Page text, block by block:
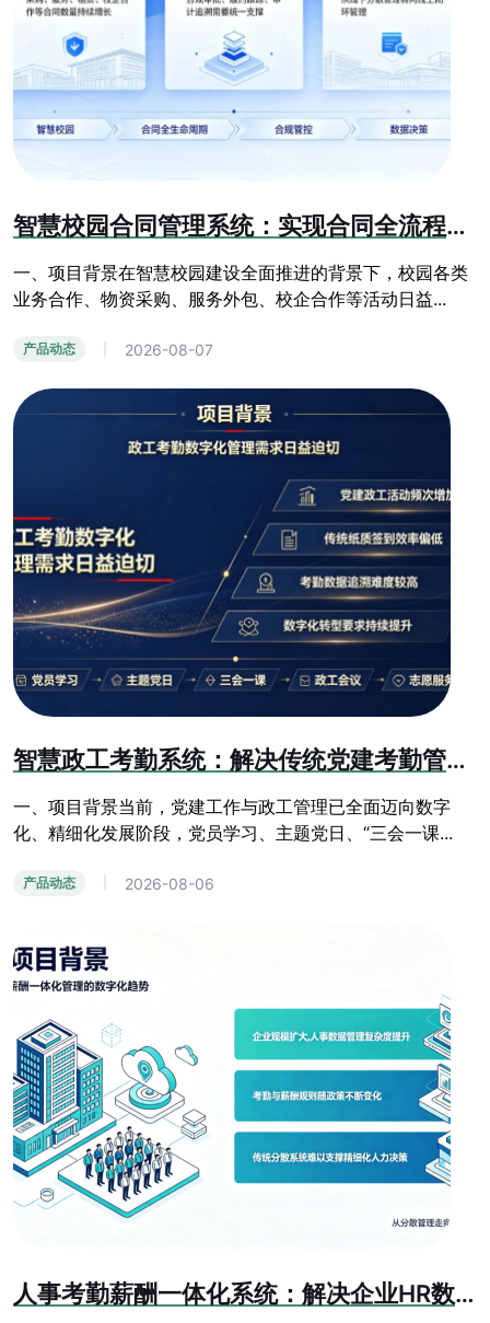
智慧校园合同管理系统：实现合同全流程数字化闭环管控
一、项目背景在智慧校园建设全面推进的背景下，校园各类
业务合作、物资采购、服务外包、校企合作等活动日益...
产品动态 2026-08-07
智慧政工考勤系统：解决传统党建考勤管理乱象
一、项目背景当前，党建工作与政工管理已全面迈向数字
化、精细化发展阶段，党员学习、主题党日、“三会一课...
产品动态 2026-08-06
人事考勤薪酬一体化系统：解决企业HR数据孤岛难题